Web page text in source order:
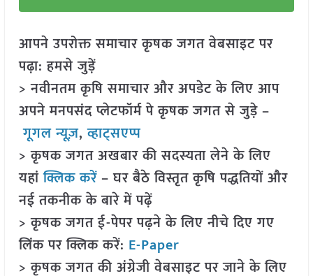
आपने उपरोक्त समाचार कृषक जगत वेबसाइट पर
पढ़ा: हमसे जुड़ें
> नवीनतम कृषि समाचार और अपडेट के लिए आप
अपने मनपसंद प्लेटफॉर्म पे कृषक जगत से जुड़े –
गूगल न्यूज़,व्हाट्सएप्प
> कृषक जगत अखबार की सदस्यता लेने के लिए
यहांक्लिक करें– घर बैठे विस्तृत कृषि पद्धतियों और
नई तकनीक के बारे में पढ़ें
> कृषक जगत ई-पेपर पढ़ने के लिए नीचे दिए गए
लिंक पर क्लिक करें: E-Paper
> कृषक जगत की अंग्रेजी वेबसाइट पर जाने के लिए